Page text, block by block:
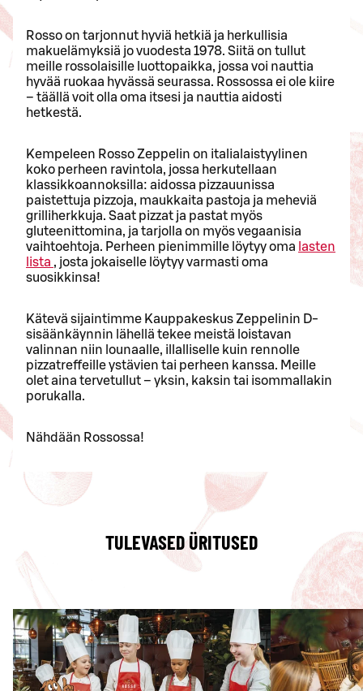
Rosso on tarjonnut hyviä hetkiä ja herkullisia
makuelämyksiä jo vuodesta 1978. Siitä on tullut
meille rossolaisille luottopaikka, jossa voi nauttia
hyvää ruokaa hyvässä seurassa. Rossossa ei ole kiire
– täällä voit olla oma itsesi ja nauttia aidosti
hetkestä.
Kempeleen Rosso Zeppelin on italialaistyylinen
koko perheen ravintola, jossa herkutellaan
klassikkoannoksilla: aidossa pizzauunissa
paistettuja pizzoja, maukkaita pastoja ja meheviä
grilliherkkuja. Saat pizzat ja pastat myös
gluteenittomina, ja tarjolla on myös vegaanisia
vaihtoehtoja. Perheen pienimmille löytyy oma lasten
lista , josta jokaiselle löytyy varmasti oma
suosikkinsa!
Kätevä sijaintimme Kauppakeskus Zeppelinin D-
sisäänkäynnin lähellä tekee meistä loistavan
valinnan niin lounaalle, illalliselle kuin rennolle
pizzatreffeille ystävien tai perheen kanssa. Meille
olet aina tervetullut – yksin, kaksin tai isommallakin
porukalla.
Nähdään Rossossa!
TULEVASED ÜRITUSED